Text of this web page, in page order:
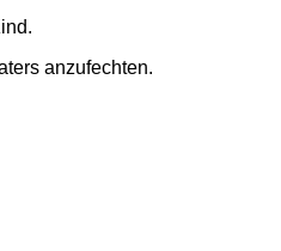
anzufechten.